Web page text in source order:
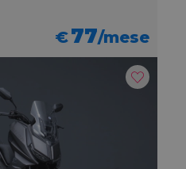
€77/mese